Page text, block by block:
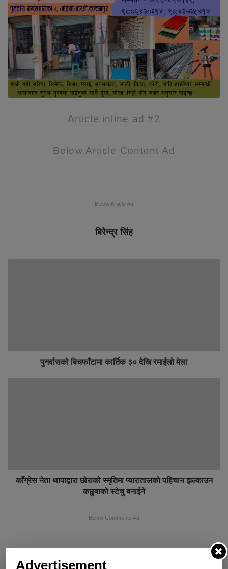
Article inline ad #2
Below Article Content Ad
Below Article Ad
बिरेन्द्र सिंह
पुनर्वासको बिचफाँटामा कार्तिक ३० देखि रमाईलो मेला
काँग्रेस नेता थापाद्वारा छोराको स्मृतिमा प्यारातालको पहिचान झल्काउन
कछुवाको स्टेचु बनाईने
Below Comments Ad
Advertisement